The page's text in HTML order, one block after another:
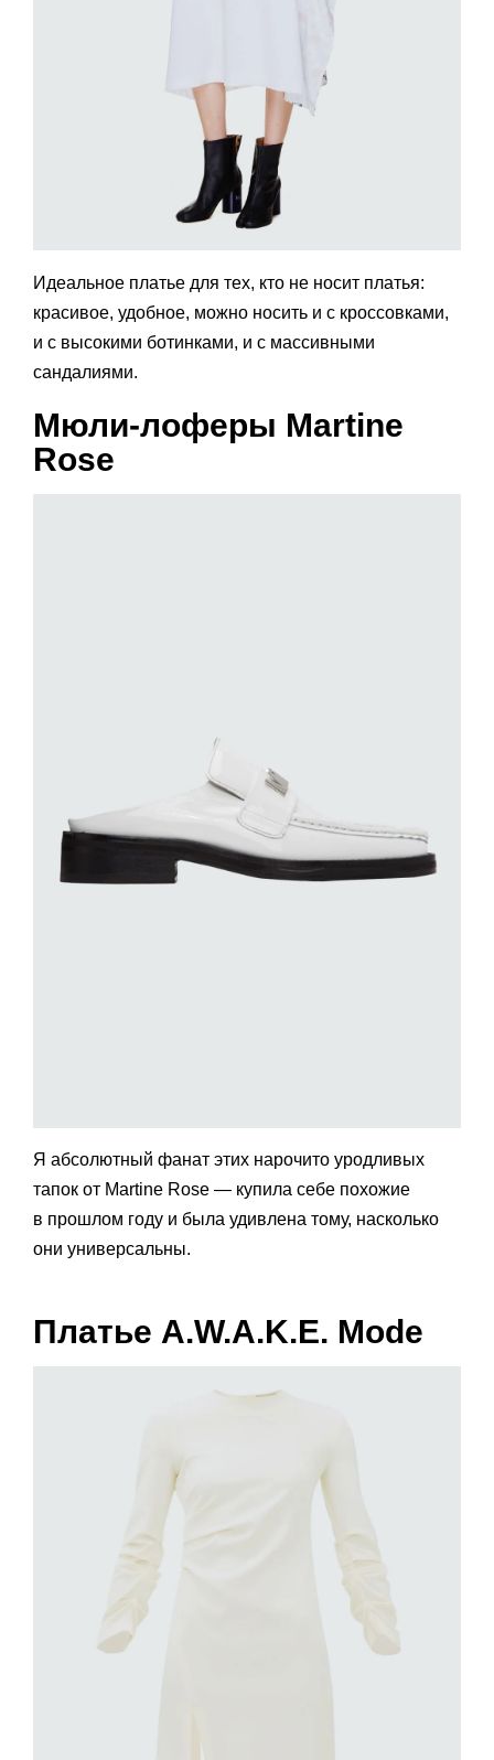
Идеальное платье для тех, кто не носит платья:
красивое, удобное, можно носить и с кроссовками,
и с высокими ботинками, и с массивными
сандалиями.
Мюли-лоферы Martine
Rose
Я абсолютный фанат этих нарочито уродливых
тапок от Martine Rose — купила себе похожие
в прошлом году и была удивлена тому, насколько
они универсальны.
Платье A.W.A.K.E. Mode